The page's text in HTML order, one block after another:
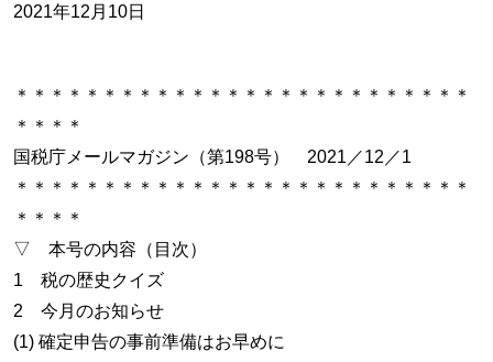
2021年12月10日
＊＊＊＊＊＊＊＊＊＊＊＊＊＊＊＊＊＊＊＊＊＊＊＊＊＊
＊＊＊＊
国税庁メールマガジン（第198号） 2021／12／1
＊＊＊＊＊＊＊＊＊＊＊＊＊＊＊＊＊＊＊＊＊＊＊＊＊＊
＊＊＊＊
▽ 本号の内容（目次）
1 税の歴史クイズ
2 今月のお知らせ
(1) 確定申告の事前準備はお早めに